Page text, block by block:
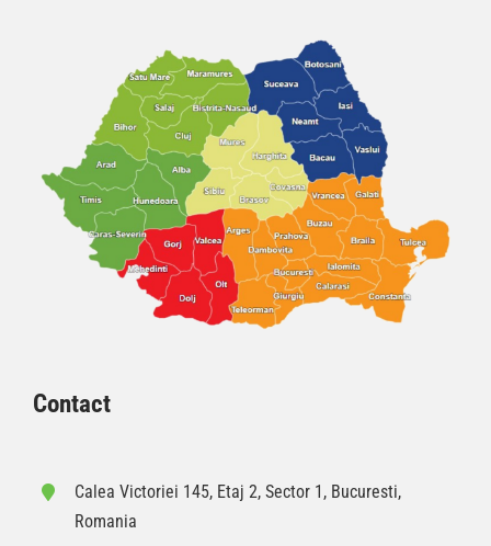
Contact
Calea Victoriei 145, Etaj 2, Sector 1, Bucuresti,
Romania